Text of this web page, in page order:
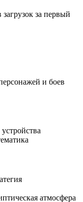
за первый
и боев
атмосфера